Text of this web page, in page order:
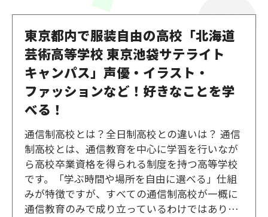
東京都内で服装自由の高校「北海道
芸術高等学校 東京池袋サテライト
キャンパス」声優・イラスト・
ファッションなど！好きなことを学
べる！
通信制高校とは？全日制高校との違いは？ 通信
制高校とは、通信教育を中心に学習を行いなが
ら高校卒業資格を得られる制度を持つ高等学校
です。「学ぶ時間や場所を自由に選べる」仕組
みが特徴ですが、すべての通信制高校が一概に
通信教育のみで成り立っているわけではありま